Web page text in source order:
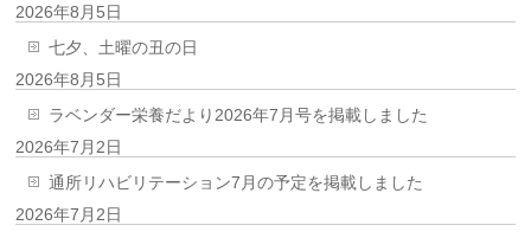
2026年8月5日
七夕、土曜の丑の日
2026年8月5日
ラベンダー栄養だより2026年7月号を掲載しました
2026年7月2日
通所リハビリテーション7月の予定を掲載しました
2026年7月2日